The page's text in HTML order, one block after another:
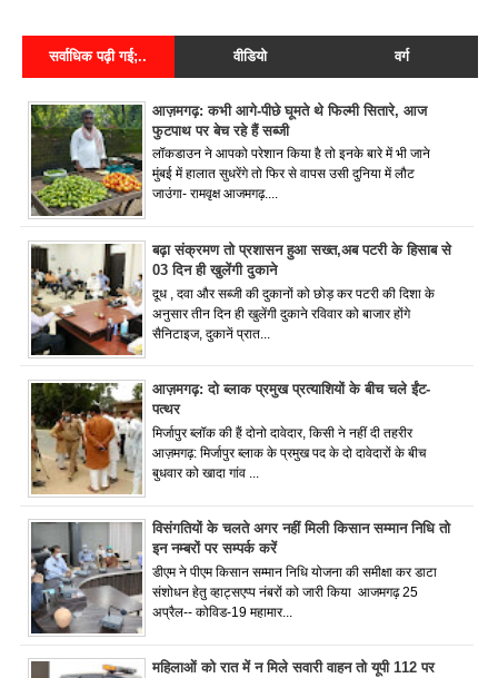
सर्वाधिक पढ़ी गई;.. वीडियो वर्ग
आज़मगढ़: कभी आगे-पीछे घूमते थे फिल्मी सितारे, आज
फुटपाथ पर बेच रहे हैं सब्जी
लॉकडाउन ने आपको परेशान किया है तो इनके बारे में भी जाने
मुंबई में हालात सुधरेंगे तो फिर से वापस उसी दुनिया में लौट
जाउंगा- रामवृक्ष आजमगढ़....
बढ़ा संक्रमण तो प्रशासन हुआ सख्त,अब पटरी के हिसाब से
03 दिन ही खुलेंगी दुकाने
दूध , दवा और सब्जी की दुकानों को छोड़ कर पटरी की दिशा के
अनुसार तीन दिन ही खुलेंगी दुकाने रविवार को बाजार होंगे
सैनिटाइज, दुकानें प्रात...
आज़मगढ़: दो ब्लाक प्रमुख प्रत्याशियों के बीच चले ईंट-
पत्थर
मिर्जापुर ब्लॉक की हैं दोनो दावेदार, किसी ने नहीं दी तहरीर
आज़मगढ़: मिर्जापुर ब्लाक के प्रमुख पद के दो दावेदारों के बीच
बुधवार को खादा गांव ...
विसंगतियों के चलते अगर नहीं मिली किसान सम्मान निधि तो
इन नम्बरों पर सम्पर्क करें
डीएम ने पीएम किसान सम्मान निधि योजना की समीक्षा कर डाटा
संशोधन हेतु व्हाट्सएप्प नंबरों को जारी किया आजमगढ़ 25
अप्रैल-- कोविड-19 महामार...
महिलाओं को रात में न मिले सवारी वाहन तो यूपी 112 पर